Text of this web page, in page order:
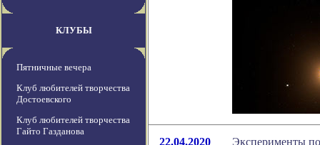
КЛУБЫ
Пятничные вечера
Клуб любителей творчества
Достоевского
Клуб любителей творчества
Гайто Газданова
22.04.2020
Эксперименты